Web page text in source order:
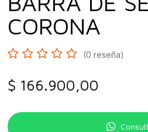
CORONA
(0 reseña)
$ 166.900,00